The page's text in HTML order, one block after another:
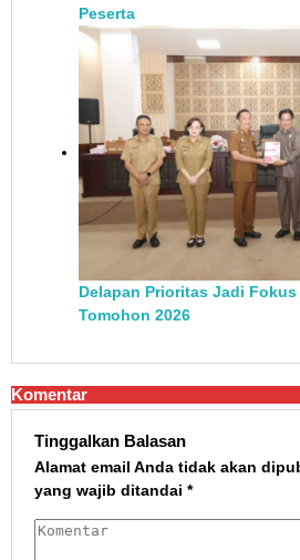
Peserta
Delapan Prioritas Jadi Fokus
Tomohon 2026
Komentar
Tinggalkan Balasan
Alamat email Anda tidak akan
yang wajib ditandai *